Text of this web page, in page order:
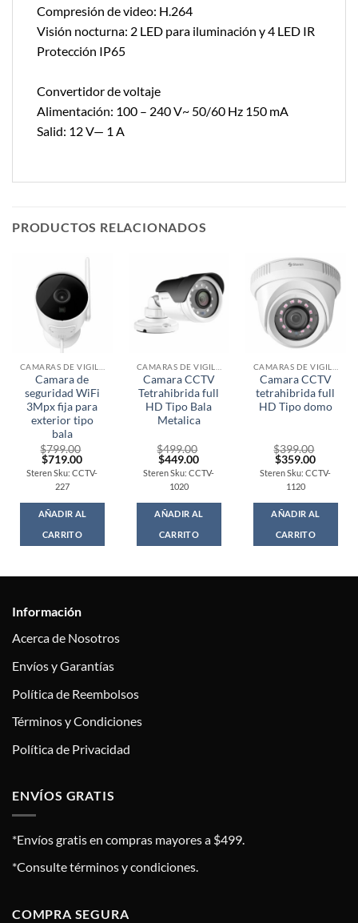
Compresión de video: H.264
Visión nocturna: 2 LED para iluminación y 4 LED IR
Protección IP65
Convertidor de voltaje
Alimentación: 100 – 240 V~ 50/60 Hz 150 mA
Salid: 12 V— 1 A
PRODUCTOS RELACIONADOS
Camara de
seguridad WiFi
3Mpx fija para
exterior tipo
bala
$799.00
Original
price
was:
$799.00.
$719.00Current
price
is:
Steren Sku: CCTV-
227
AÑADIR AL
CARRITO
Camara CCTV
Tetrahibrida full
HD Tipo Bala
Metalica
$499.00
Original
price
was:
$499.00.
$449.00Current
price
is:
Steren Sku: CCTV-
1020
AÑADIR AL
CARRITO
Camara CCTV
tetrahibrida full
HD Tipo domo
$399.00
Original
price
was:
$399.00.
$359.00Current
price
is:
Steren Sku: CCTV-
1120
AÑADIR AL
CARRITO
Información
Acerca de Nosotros
Envíos y Garantías
Política de Reembolsos
Términos y Condiciones
Política de Privacidad
ENVÍOS GRATIS
*Envíos gratis en compras mayores a $499.
*Consulte términos y condiciones.
COMPRA SEGURA